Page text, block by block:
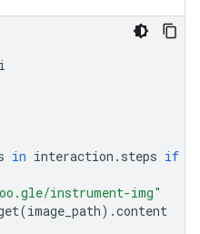
in interaction . steps if
instrument-img"
(image_path) .content